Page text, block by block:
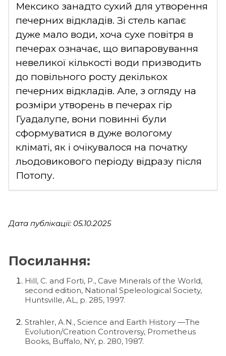
Мексико занадто сухий для утворення
печерних відкладів. Зі стель капає
дуже мало води, хоча сухе повітря в
печерах означає, що випаровування
невеликої кількості води призводить
до повільного росту декількох
печерних відкладів. Але, з огляду на
розміри утворень в печерах гір
Гуадалупе, вони повинні були
сформуватися в дуже вологому
кліматі, як і очікувалося на початку
льодовикового періоду відразу після
Потопу.
Дата публікації: 05.10.2025
Посилання:
Hill, C. and Forti, P., Cave Minerals of the World,
second edition, National Speleological Society,
Huntsville, AL, p. 285, 1997.
Strahler, A.N., Science and Earth History —The
Evolution/Creation Controversy, Prometheus
Books, Buffalo, NY, p. 280, 1987.